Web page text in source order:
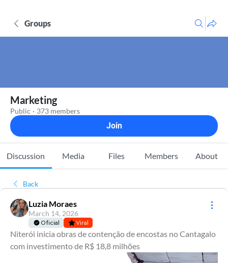
Groups
Marketing
Public · 373 members
Join
Discussion Media Files Members About
Back
Luzia Moraes
March 14, 2026
Oficial Viral
Niterói inicia obras de contenção de encostas no Cantagalo
com investimento de R$ 18,8 milhões